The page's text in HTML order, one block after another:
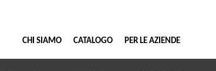
CHI SIAMO
CATALOGO PER LE AZIENDE